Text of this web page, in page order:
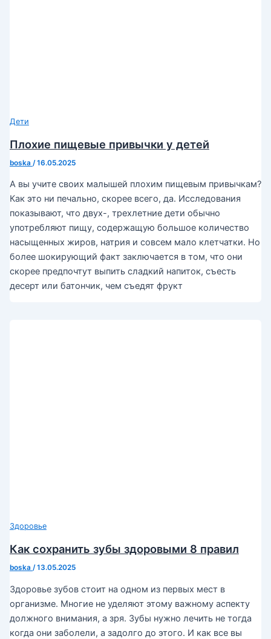
Дети
Плохие пищевые привычки у детей
boska /16.05.2025
А вы учите своих малышей плохим пищевым привычкам?
Как это ни печально, скорее всего, да. Исследования
показывают, что двух-, трехлетние дети обычно
употребляют пищу, содержащую большое количество
насыщенных жиров, натрия и совсем мало клетчатки. Но
более шокирующий факт заключается в том, что они
скорее предпочтут выпить сладкий напиток, съесть
десерт или батончик, чем съедят фрукт
Здоровье
Как сохранить зубы здоровыми 8 правил
boska /13.05.2025
Здоровье зубов стоит на одном из первых мест в
организме. Многие не уделяют этому важному аспекту
должного внимания, а зря. Зубы нужно лечить не тогда
когда они заболели, а задолго до этого. И как все вы